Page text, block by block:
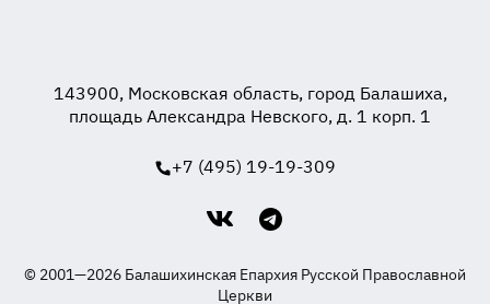
143900, Московская область, город Балашиха,
площадь Александра Невского, д. 1 корп. 1
+7 (495) 19-19-309
© 2001—2026 Балашихинская Епархия Русской Православной
Церкви